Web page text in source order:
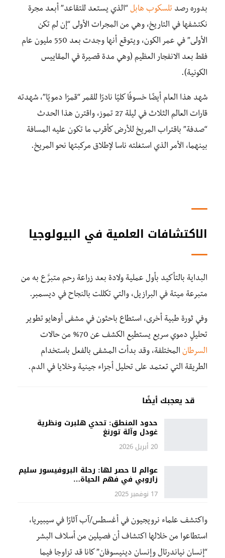
بدوره رصد تلسكوب هابل “الذي يستعد للتقاعد” أبعد مجرة
نكتشفها في التاريخ، وهي من المجرات الأولى “إن لم تكن
الأولى” في عمر الكون، ويتوقع أنها وجدت بعد 550 مليون عام
فقط بعد الانفجار العظيم (وهي مدة قصيرة في المقاييس
الكونية).
شهد هذا العام أيضًا خسوفًا كليًا نادرًا للقمر “قمرًا دمويًا”، شهدته
قارات العالم الثلاث في ليلة 27 تموز، واقترن هذا الحدث
“صدفة” باقتراب المريخ للأرض كأقرب ما تكون عليه المسافة
بينهما، الأمر الذي استغلته ناسا لإطلاق مركبتها نحو المريخ.
الاكتشافات العلمية في البيولوجيا
البداية بالتأكيد بأول عملية ولادة بعد زراعة رحم متبرَّع به من
متبرعة ميتة في البرازيل، والتي تكللت بالنجاح في ديسمبر.
وفي ثورة طبية أخرى، استطاع باحثون في مشفى أوهايو تطوير
تحليلٍ دموي سريع يستطيع الكشف عن 70% من حالات
السرطان المختلفة، وقد بدأت المشفى بالفعل باستخدام
الطريقة التي تعتمد على تحليل أجزاء جينية وخلايا في الدم.
قد يعجبك أيضًا
حدود المنطق: تحدي هلبرت ونظرية
غودل وآلة تورنغ
20 أبريل 2026
عوالم لا حصر لها: رحلة البروفيسور سليم
زاروبي في فهم الحياة…
17 نوفمبر 2025
واكتشف علماء نرويجيون في أغسطس/آب آثارًا في سيبيريا،
استطاعوا من خلالها اكتشاف أن فصيلين من أسلاف البشر
“إنسان نياندرتال وإنسان دينيسوفان” كانا قد تزاوجا فيما